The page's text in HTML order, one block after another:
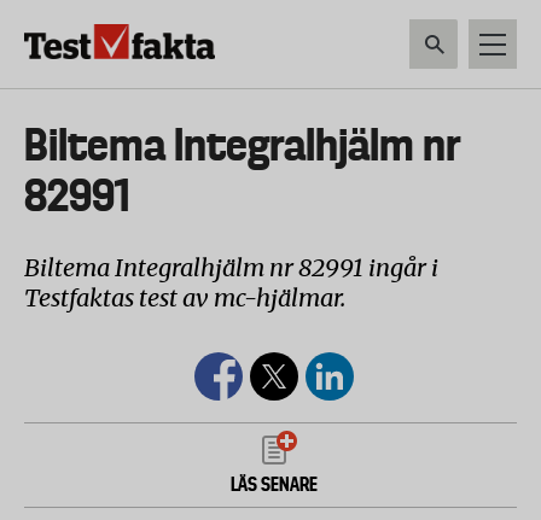
Huvudmeny
ny
Biltema Integralhjälm nr
82991
Biltema Integralhjälm nr 82991 ingår i
Testfaktas test av mc-hjälmar.
LÄS SENARE